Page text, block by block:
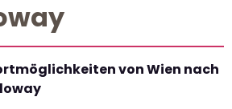
von Wien nach